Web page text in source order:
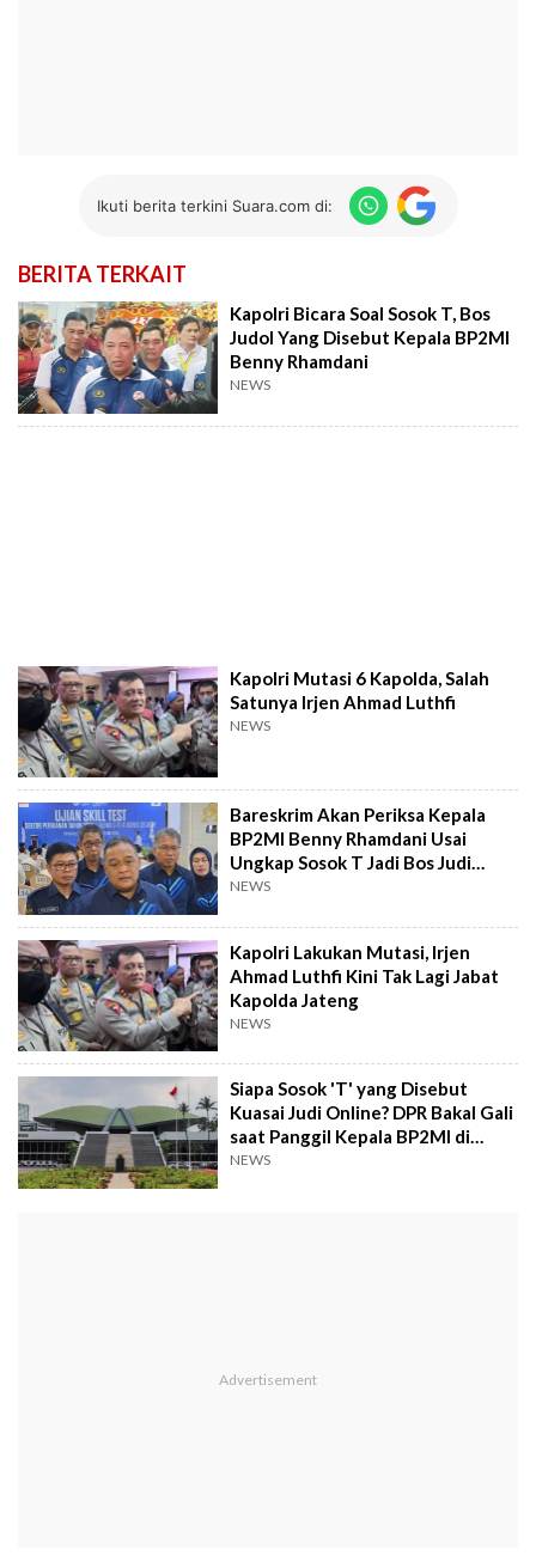
Ikuti berita terkini Suara.com di:
BERITA TERKAIT
Kapolri Bicara Soal Sosok T, Bos
Judol Yang Disebut Kepala BP2MI
Benny Rhamdani
NEWS
Kapolri Mutasi 6 Kapolda, Salah
Satunya Irjen Ahmad Luthfi
NEWS
Bareskrim Akan Periksa Kepala
BP2MI Benny Rhamdani Usai
Ungkap Sosok T Jadi Bos Judi
Online
NEWS
Kapolri Lakukan Mutasi, Irjen
Ahmad Luthfi Kini Tak Lagi Jabat
Kapolda Jateng
NEWS
Siapa Sosok 'T' yang Disebut
Kuasai Judi Online? DPR Bakal Gali
saat Panggil Kepala BP2MI di
Rapat Tertutup
NEWS